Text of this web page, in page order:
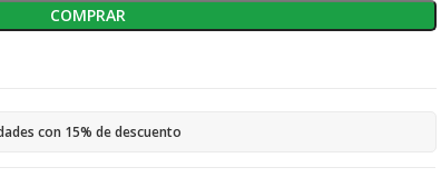
con 15% de descuento
COMPRAR